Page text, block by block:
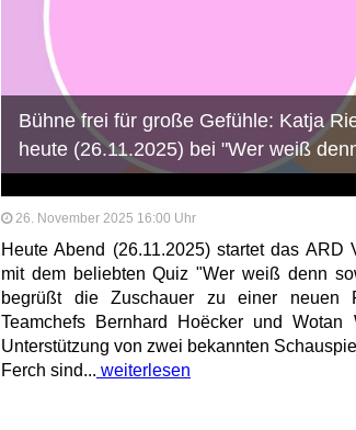
Bühne frei für große Gefühle: Katja
heute (26.11.2025) bei "Wer weiß
26. November 2025 16:00 Uhr
Heute Abend (26.11.2025) startet das ARD
mit dem beliebten Quiz "Wer weiß denn
begrüßt die Zuschauer zu einer neuen
Teamchefs Bernhard Hoëcker und
Unterstützung von zwei bekannten
Ferch sind... weiterlesen